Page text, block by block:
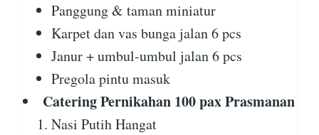
Panggung & taman miniatur
Karpet dan vas bunga jalan 6 pcs
Janur + umbul-umbul jalan 6 pcs
Pregola pintu masuk
Catering Pernikahan 100 pax Prasmanan
Nasi Putih Hangat